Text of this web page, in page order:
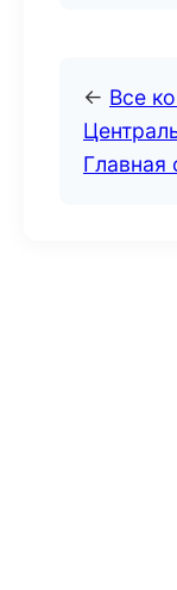
← Все
Главная